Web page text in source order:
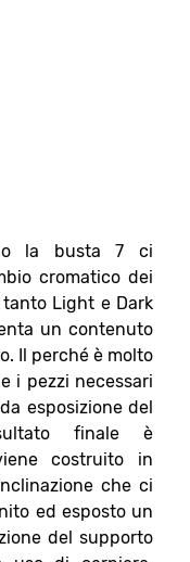
la busta 7 ci
cromatico dei
Light e Dark
un contenuto
Il perché è molto
i pezzi necessari
esposizione del
finale è
costruito in
che ci
ed esposto un
del supporto